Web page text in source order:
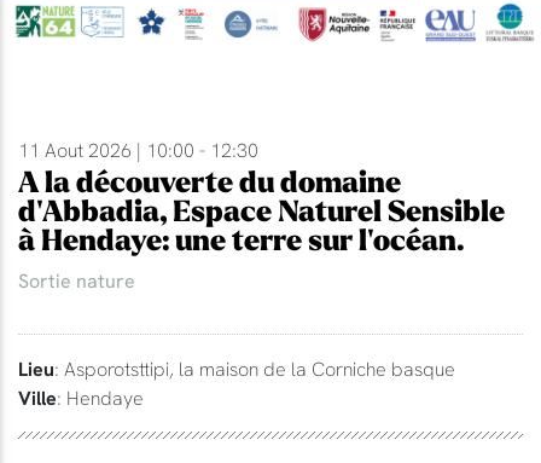
11 Aout 2026 | 10:00 - 12:30
A la découverte du domaine
d'Abbadia, Espace Naturel Sensible
à Hendaye: une terre sur l'océan.
Sortie nature
Lieu: Asporotsttipi, la maison de la Corniche basque
Ville: Hendaye